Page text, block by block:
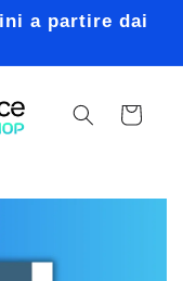
a partire dai
Carrello